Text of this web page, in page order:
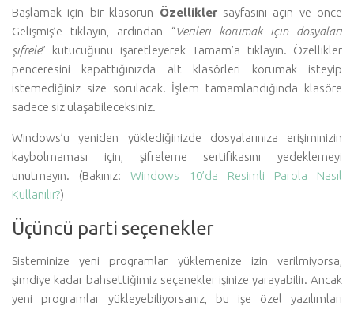
Başlamak için bir klasörün Özelliklersayfasını açın ve önce
Gelişmiş’e tıklayın, ardından “Verileri korumak için dosyaları
şifrele” kutucuğunu işaretleyerek Tamam’a tıklayın. Özellikler
penceresini kapattığınızda alt klasörleri korumak isteyip
istemediğiniz size sorulacak. İşlem tamamlandığında klasöre
sadece siz ulaşabileceksiniz.
Windows’u yeniden yüklediğinizde dosyalarınıza erişiminizin
kaybolmaması için, şifreleme sertifikasını yedeklemeyi
unutmayın. (Bakınız:Windows 10’da Resimli Parola Nasıl
Kullanılır?)
Üçüncü parti seçenekler
Sisteminize yeni programlar yüklemenize izin verilmiyorsa,
şimdiye kadar bahsettiğimiz seçenekler işinize yarayabilir. Ancak
yeni programlar yükleyebiliyorsanız, bu işe özel yazılımları